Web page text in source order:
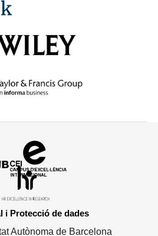
d'Excel·lència
Research
-
i Protecció de dades
Autònoma de Barcelona